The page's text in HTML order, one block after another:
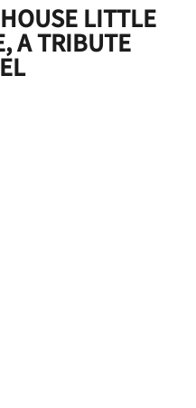
LITTLE
A TRIBUTE